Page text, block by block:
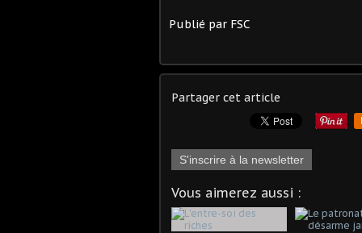
Publié par FSC
Partager cet article
S'inscrire à la newsletter
Vous aimerez aussi :